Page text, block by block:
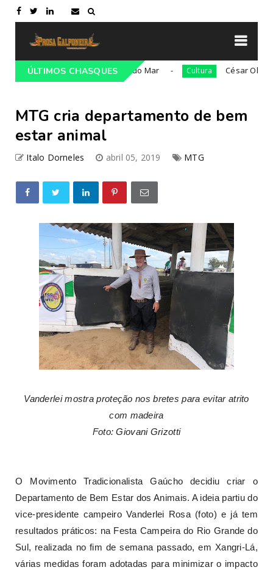
ÚLTIMOS CHASQUES
36ª edição da Cavalgada do Mar Cultura César Oliveira
MTG cria departamento de bem
estar animal
Italo Dorneles abril 05, 2019 MTG
Vanderlei mostra proteção nos bretes para evitar atrito
com madeira
Foto: Giovani Grizotti
O Movimento Tradicionalista Gaúcho decidiu criar o
Departamento de Bem Estar dos Animais. A ideia partiu do
vice-presidente campeiro Vanderlei Rosa (foto) e já tem
resultados práticos: na Festa Campeira do Rio Grande do
Sul, realizada no fim de semana passado, em Xangri-Lá,
várias medidas foram adotadas para minimizar o impacto